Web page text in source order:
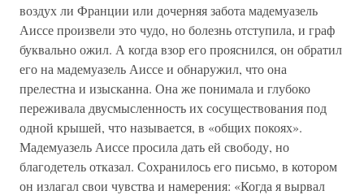
воздух ли Франции или дочерняя забота мадемуазель
Аиссе произвели это чудо, но болезнь отступила, и граф
буквально ожил. А когда взор его прояснился, он обратил
его на мадемуазель Аиссе и обнаружил, что она
прелестна и изысканна. Она же понимала и глубоко
переживала двусмысленность их сосуществования под
одной крышей, что называется, в «общих покоях».
Мадемуазель Аиссе просила дать ей свободу, но
благодетель отказал. Сохранилось его письмо, в котором
он излагал свои чувства и намерения: «Когда я вырвал